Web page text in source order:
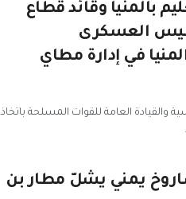
بالمنيا وقائد قطاع
العسكرى
في إدارة مطاي
العامة للقوات المسلحة باتخاذ
يمني يشلّ مطار بن